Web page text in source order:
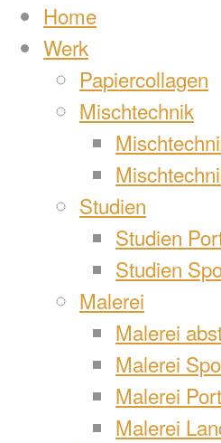
Home
Werk
Papiercollagen
Mischtechnik
Studien
Studien
Studien
Malerei
Malerei
Malerei
Malerei
Malerei